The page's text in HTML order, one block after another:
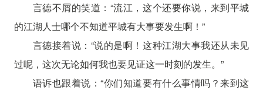
言德不屑的笑道：“流江，这个还要你说，来到平城
的江湖人士哪个不知道平城有大事要发生啊！”
言德接着说：“说的是啊！这种江湖大事我还从未见
过呢，这次无论如何我也要见证这一时刻的发生。”
语诉也跟着说：“你们知道要有什么事情吗？来到这